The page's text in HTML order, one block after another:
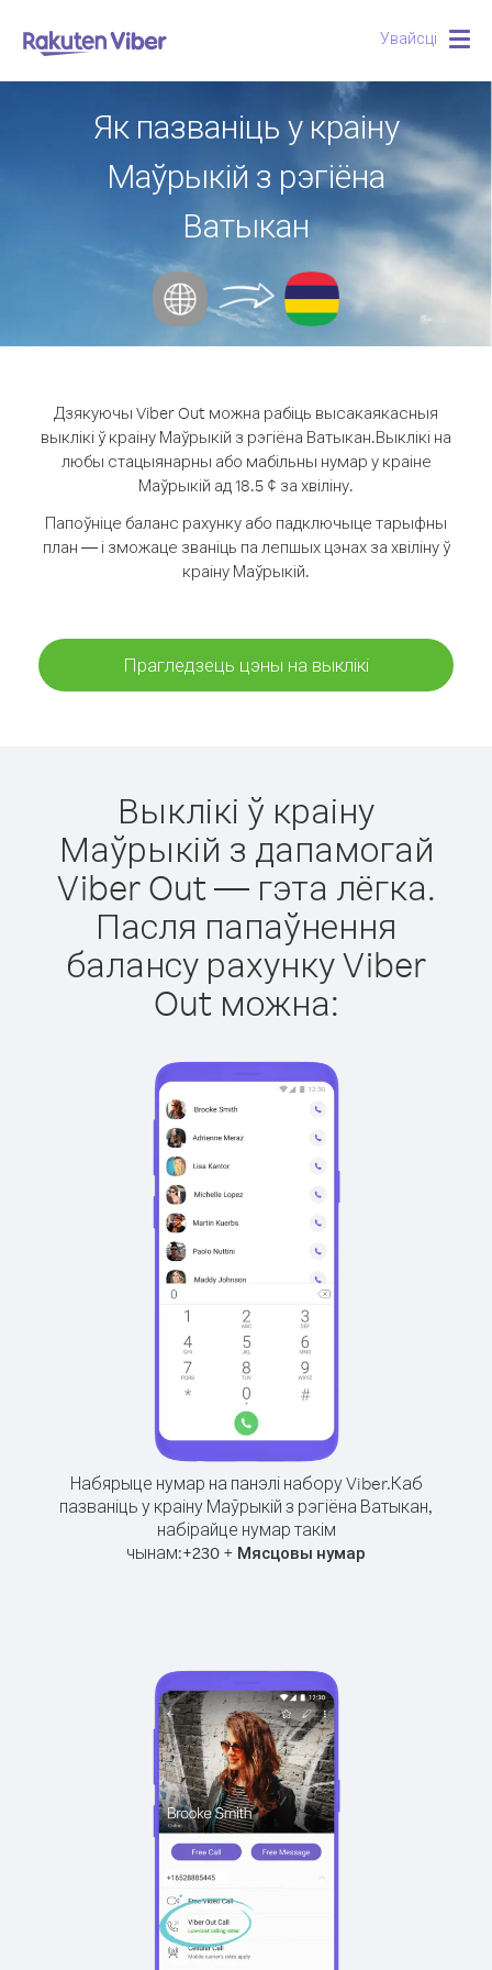
Увайсці
Як пазваніць у краіну
Маўрыкій з рэгіёна
Ватыкан
Дзякуючы Viber Out можна рабіць высакаякасныя
выклікі ў краіну Маўрыкій з рэгіёна Ватыкан.Выклікі на
любы стацыянарны або мабільны нумар у краіне
Маўрыкій ад 18.5 ¢ за хвіліну.
Папоўніце баланс рахунку або падключыце тарыфны
план — і зможаце званіць па лепшых цэнах за хвіліну ў
краіну Маўрыкій.
Прагледзець цэны на выклікі
Выклікі ў краіну
Маўрыкій з дапамогай
Viber Out — гэта лёгка.
Пасля папаўнення
балансу рахунку Viber
Out можна:
Набярыце нумар на панэлі набору Viber.Каб
пазваніць у краіну Маўрыкій з рэгіёна Ватыкан,
набірайце нумар такім
чынам:+230 + Мясцовы нумар